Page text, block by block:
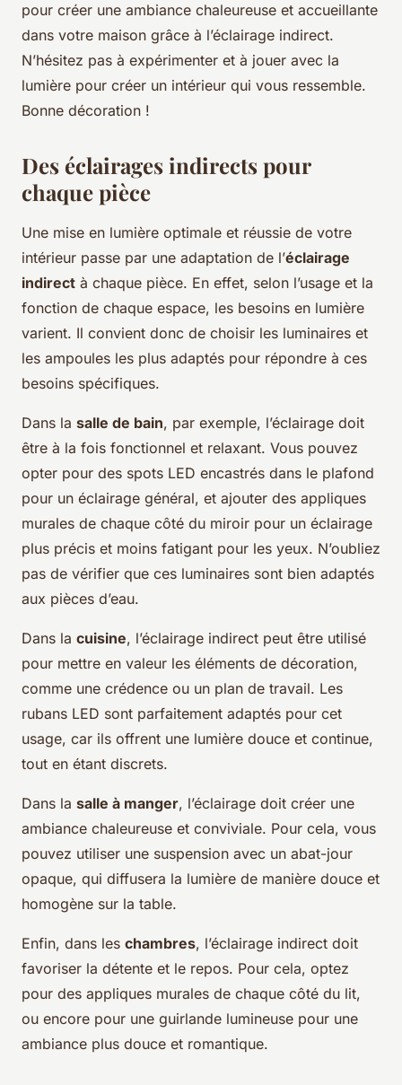
pour créer une ambiance chaleureuse et accueillante
dans votre maison grâce à l’éclairage indirect.
N’hésitez pas à expérimenter et à jouer avec la
lumière pour créer un intérieur qui vous ressemble.
Bonne décoration !
Des éclairages indirects pour
chaque pièce
Une mise en lumière optimale et réussie de votre
intérieur passe par une adaptation de l’éclairage
indirect à chaque pièce. En effet, selon l’usage et la
fonction de chaque espace, les besoins en lumière
varient. Il convient donc de choisir les luminaires et
les ampoules les plus adaptés pour répondre à ces
besoins spécifiques.
Dans la salle de bain, par exemple, l’éclairage doit
être à la fois fonctionnel et relaxant. Vous pouvez
opter pour des spots LED encastrés dans le plafond
pour un éclairage général, et ajouter des appliques
murales de chaque côté du miroir pour un éclairage
plus précis et moins fatigant pour les yeux. N’oubliez
pas de vérifier que ces luminaires sont bien adaptés
aux pièces d’eau.
Dans la cuisine, l’éclairage indirect peut être utilisé
pour mettre en valeur les éléments de décoration,
comme une crédence ou un plan de travail. Les
rubans LED sont parfaitement adaptés pour cet
usage, car ils offrent une lumière douce et continue,
tout en étant discrets.
Dans la salle à manger, l’éclairage doit créer une
ambiance chaleureuse et conviviale. Pour cela, vous
pouvez utiliser une suspension avec un abat-jour
opaque, qui diffusera la lumière de manière douce et
homogène sur la table.
Enfin, dans les chambres, l’éclairage indirect doit
favoriser la détente et le repos. Pour cela, optez
pour des appliques murales de chaque côté du lit,
ou encore pour une guirlande lumineuse pour une
ambiance plus douce et romantique.